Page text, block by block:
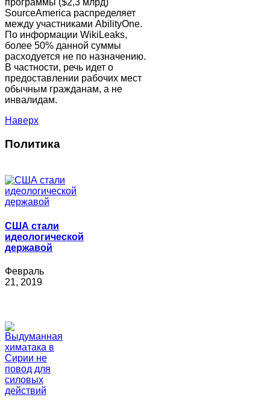
SourceAmerica распределяет
между участниками AbilityOne.
По информации WikiLeaks,
более 50% данной суммы
расходуется не по назначению.
В частности, речь идет о
предоставлении рабочих мест
обычным гражданам, а не
инвалидам.
Наверх
Политика
США стали
идеологической
державой
Февраль
21, 2019